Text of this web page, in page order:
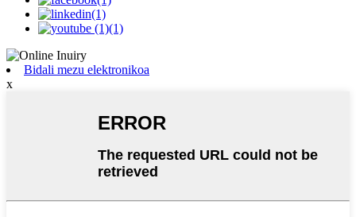
Bidali mezu elektronikoa
x